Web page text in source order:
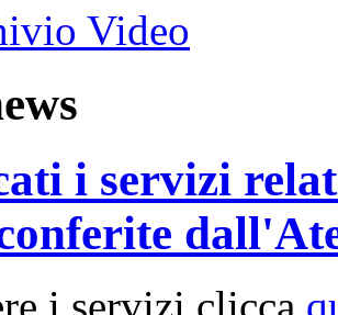
Video
i servizi